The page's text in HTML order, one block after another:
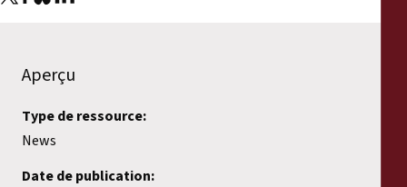
Aperçu
Type de ressource:
News
Date de publication: